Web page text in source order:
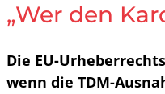
„Wer den
Die EU-
wenn die TDM-